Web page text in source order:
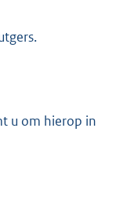
u om hierop in